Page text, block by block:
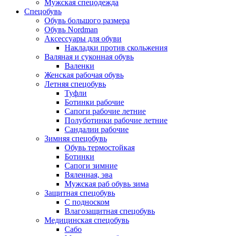
Мужская спецодежда
Спецобувь
Обувь большого размера
Обувь Nordman
Аксессуары для обуви
Накладки против скольжения
Валяная и суконная обувь
Валенки
Женская рабочая обувь
Летняя спецобувь
Туфли
Ботинки рабочие
Сапоги рабочие летние
Полуботинки рабочие летние
Сандалии рабочие
Зимняя спецобувь
Обувь термостойкая
Ботинки
Сапоги зимние
Вяленная, эва
Мужская раб обувь зима
Защитная спецобувь
С подноском
Влагозащитная спецобувь
Медицинская спецобувь
Сабо